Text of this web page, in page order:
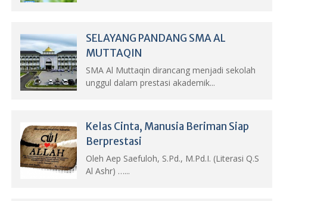
SELAYANG PANDANG SMA AL
MUTTAQIN
SMA Al Muttaqin dirancang menjadi sekolah
unggul dalam prestasi akademik...
Kelas Cinta, Manusia Beriman Siap
Berprestasi
Oleh Aep Saefuloh, S.Pd., M.Pd.I. (Literasi Q.S
Al Ashr) …...